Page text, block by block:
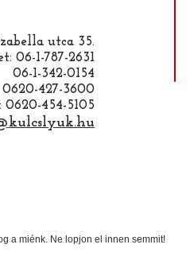
utca 35.
06-1-787-2631
06-1-342-0154
427-3600
454-5105
a miénk. Ne lopjon el innen semmit!